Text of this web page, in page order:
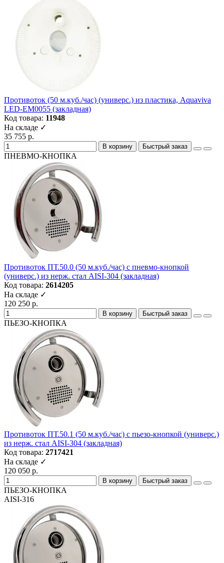
Противоток (50 м.куб./час) (универс.) из пластика, Aquaviva
LED-ЕМ0055 (закладная)
Код товара: 11948
На складе ✓
35 755 р.
В корзину Быстрый заказ
ПНЕВМО-КНОПКА
Противоток ПТ.50.0 (50 м.куб./час) с пневмо-кнопкой
(универс.) из нерж. стал AISI-304 (закладная)
Код товара: 2614205
На складе ✓
120 250 р.
В корзину Быстрый заказ
ПЬЕЗО-КНОПКА
Противоток ПТ.50.1 (50 м.куб./час) с пьезо-кнопкой (универс.)
из нерж. стал AISI-304 (закладная)
Код товара: 2717421
На складе ✓
120 050 р.
В корзину Быстрый заказ
ПЬЕЗО-КНОПКА
AISI-316